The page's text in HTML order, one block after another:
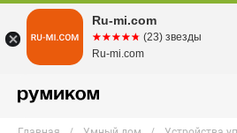
Ru-mi.com
☆☆☆☆☆
★★★★★ (23) звезды
Ru-mi.com